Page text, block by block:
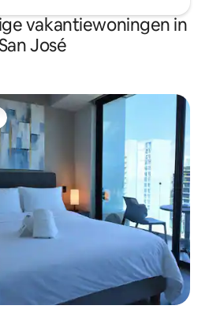
vakantiewoningen in
San José